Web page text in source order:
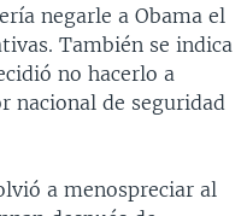
negarle a Obama el
También se indica
no hacerlo a
nacional de seguridad
a menospreciar al